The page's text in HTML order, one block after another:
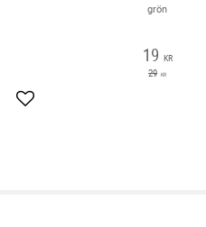
Lägg till i favoriter
grön
19 KR
29 KR